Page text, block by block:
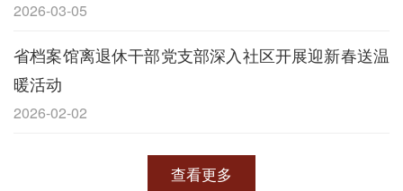
2026-03-05
省档案馆离退休干部党支部深入社区开展迎新春送温
暖活动
2026-02-02
查看更多